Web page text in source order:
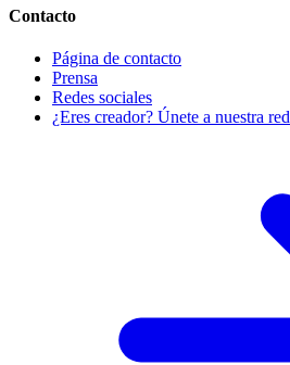
Contacto
Página de contacto
Prensa
Redes sociales
¿Eres creador? Únete a nuestra red